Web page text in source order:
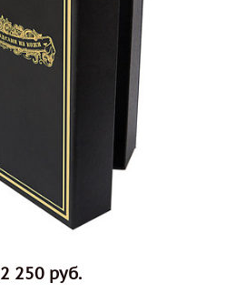
2 250 руб.